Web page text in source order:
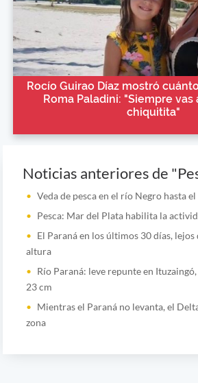
Rocío Guirao Díaz mostró
Roma Paladini: "Siempre vas
chiquitita"
Noticias anteriores de
Veda de pesca en el río Negro hasta
Pesca: Mar del Plata habilita la
El Paraná en los últimos 30 días,
altura
Río Paraná: leve repunte en
23 cm
Mientras el Paraná no levanta, el
zona